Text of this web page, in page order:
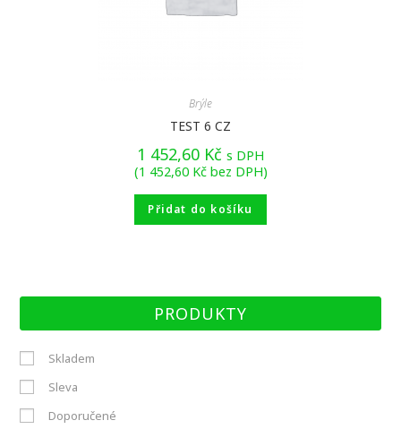
Brýle
TEST 6 CZ
1 452,60 Kč s DPH
(1 452,60 Kčbez DPH)
Přidat do košíku
PRODUKTY
Skladem
Sleva
Doporučené